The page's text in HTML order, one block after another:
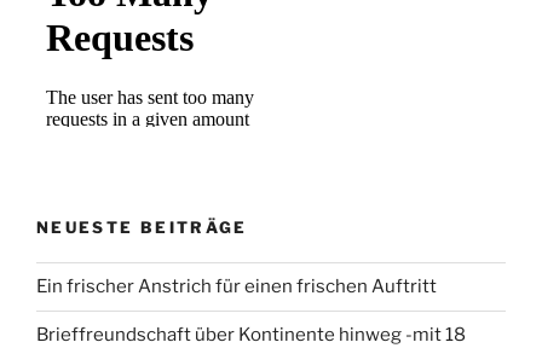
NEUESTE BEITRÄGE
Ein frischer Anstrich für einen frischen Auftritt
Brieffreundschaft über Kontinente hinweg -mit 18